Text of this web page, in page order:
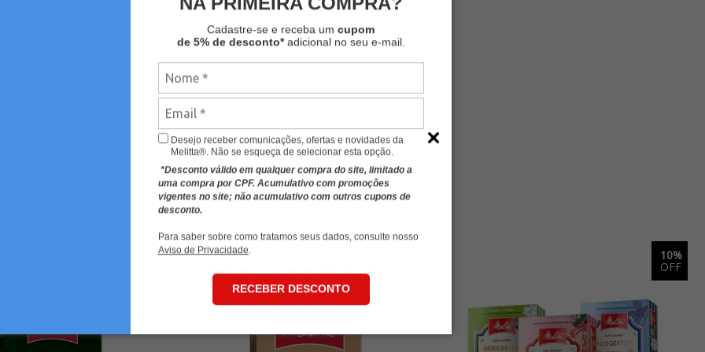
Cadastre-se e receba umcupom
de 5% de desconto*adicional no seu e-mail.
Desejo receber comunicações, ofertas e novidades da
Melitta®. Não se esqueça de selecionar esta opção.
*Desconto válido em qualquer compra do site, limitado a
uma compra por CPF. Acumulativo com promoções
vigentes no site; não acumulativo com outros cupons de
desconto.
Para saber sobre como tratamos seus dados, consulte nosso
Aviso de Privacidade.
RECEBER DESCONTO
MAIS VISTOS
10%
OFF